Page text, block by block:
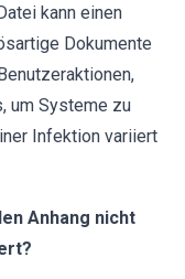
kann einen
Dokumente
um Systeme zu
Infektion variiert
Anhang nicht